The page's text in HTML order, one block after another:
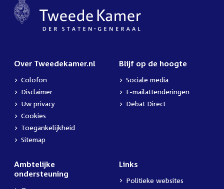
Over Tweedekamer.nl
Colofon
Disclaimer
Uw privacy
Cookies
Toegankelijkheid
Sitemap
Blijf op de hoogte
Sociale media
E-mailattenderingen
Debat Direct
Ambtelijke
ondersteuning
Links
Politieke websites